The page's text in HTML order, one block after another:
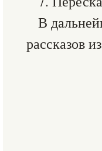
В
рассказов